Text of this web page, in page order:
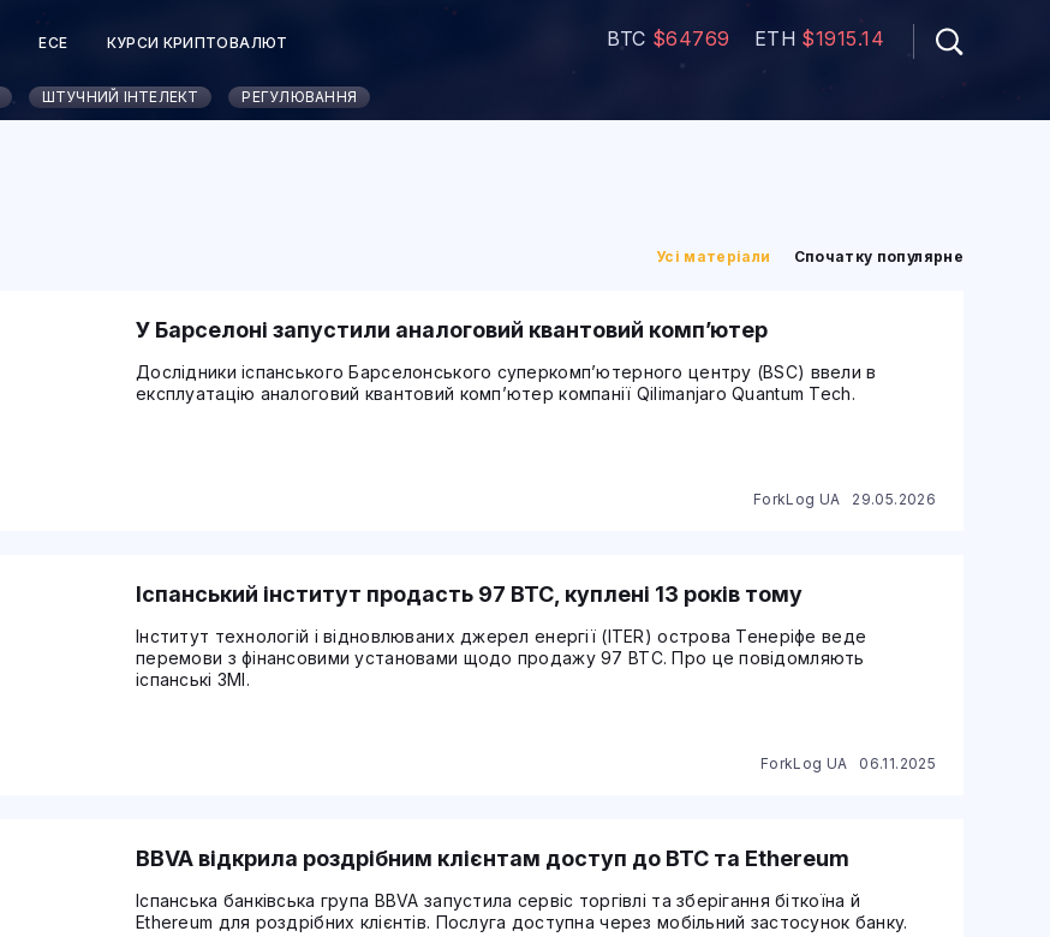
ЕСЕ КУРСИ КРИПТОВАЛЮТ BTC $64769 ETH $1915.14
ШТУЧНИЙ ІНТЕЛЕКТ РЕГУЛЮВАННЯ
Усі матеріали Спочатку популярне
У Барселоні запустили аналоговий квантовий комп’ютер
Дослідники іспанського Барселонського суперкомп’ютерного центру (BSC) ввели в
експлуатацію аналоговий квантовий комп’ютер компанії Qilimanjaro Quantum Tech.
ForkLog UA 29.05.2026
Іспанський інститут продасть 97 BTC, куплені 13 років тому
Інститут технологій і відновлюваних джерел енергії (ITER) острова Тенеріфе веде
перемови з фінансовими установами щодо продажу 97 BTC. Про це повідомляють
іспанські ЗМІ.
ForkLog UA 06.11.2025
BBVA відкрила роздрібним клієнтам доступ до BTC та Ethereum
Іспанська банківська група BBVA запустила сервіс торгівлі та зберігання біткоїна й
Ethereum для роздрібних клієнтів. Послуга доступна через мобільний застосунок банку.